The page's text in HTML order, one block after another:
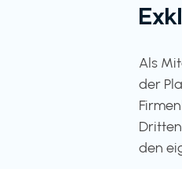
Als
der
den